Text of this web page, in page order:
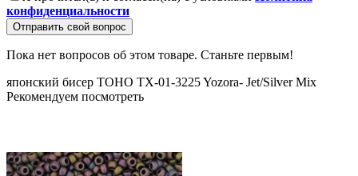
конфиденциальности
Отправить свой вопрос
Пока нет вопросов об этом товаре. Станьте первым!
японский бисер TOHO TX-01-3225Yozora- Jet/Silver Mix
Рекомендуем посмотреть